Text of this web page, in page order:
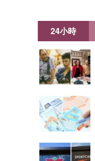
24小時